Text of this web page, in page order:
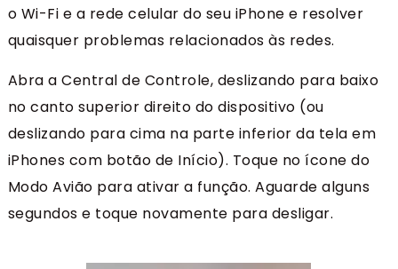
o Wi-Fi e a rede celular do seu iPhone e resolver
quaisquer problemas relacionados às redes.
Abra a Central de Controle, deslizando para baixo
no canto superior direito do dispositivo (ou
deslizando para cima na parte inferior da tela em
iPhones com botão de Início). Toque no ícone do
Modo Avião para ativar a função. Aguarde alguns
segundos e toque novamente para desligar.